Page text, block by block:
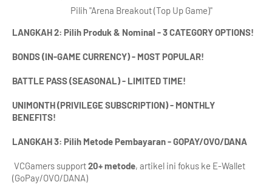
Pilih "Arena Breakout (Top Up Game)"
LANGKAH 2: Pilih Produk & Nominal - 3 CATEGORY OPTIONS!
BONDS (IN-GAME CURRENCY) - MOST POPULAR!
BATTLE PASS (SEASONAL) - LIMITED TIME!
UNIMONTH (PRIVILEGE SUBSCRIPTION) - MONTHLY
BENEFITS!
LANGKAH 3: Pilih Metode Pembayaran - GOPAY/OVO/DANA
VCGamers support 20+ metode, artikel ini fokus ke E-Wallet
(GoPay/OVO/DANA)